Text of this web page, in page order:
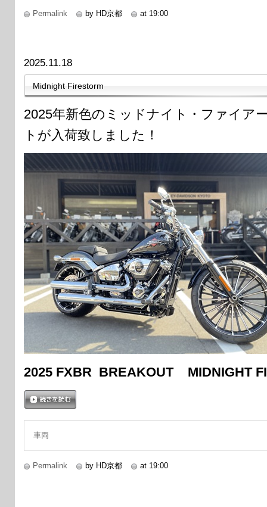
Permalink by HD京都 at 19:00
2025.11.18
Midnight Firestorm
2025年新色のミッドナイト・ファイア
トが入荷致しました！
2025 FXBR BREAKOUT MIDNIGHT
車両
Permalink by HD京都 at 19:00